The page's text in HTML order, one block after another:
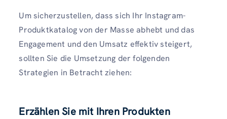
Um sicherzustellen, dass sich Ihr Instagram-
Produktkatalog von der Masse abhebt und das
Engagement und den Umsatz effektiv steigert,
sollten Sie die Umsetzung der folgenden
Strategien in Betracht ziehen:
Erzählen Sie mit Ihren Produkten